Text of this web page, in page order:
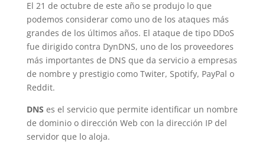
El 21 de octubre de este año se produjo lo que
podemos considerar como uno de los ataques más
grandes de los últimos años. El ataque de tipo DDoS
fue dirigido contra DynDNS, uno de los proveedores
más importantes de DNS que da servicio a empresas
de nombre y prestigio como Twiter, Spotify, PayPal o
Reddit.
DNS es el servicio que permite identificar un nombre
de dominio o dirección Web con la dirección IP del
servidor que lo aloja.